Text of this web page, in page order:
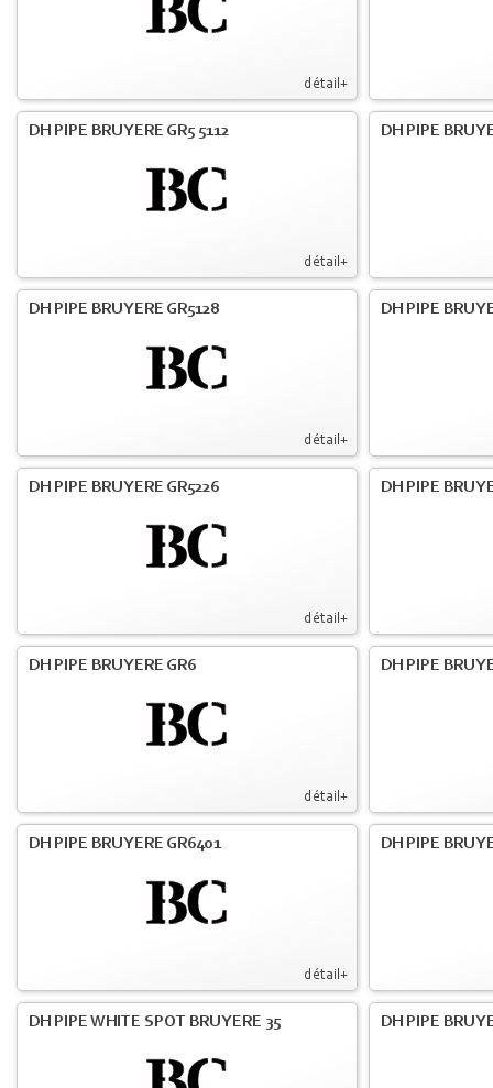
détail+
détail+
DH PIPE BRUYERE GR5 5112 DH PIPE
détail+
DH PIPE BRUYERE GR5128 DH PIPE
détail+
DH PIPE BRUYERE GR5226 DH PIPE
détail+
DH PIPE BRUYERE GR6 DH PIPE
détail+
DH PIPE BRUYERE GR6401 DH PIPE
DH PIPE WHITE SPOT BRUYERE 35 DH PIPE